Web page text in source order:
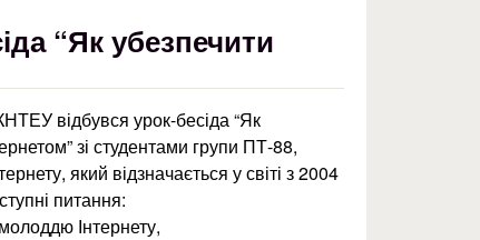
“Як убезпечити
відбувся урок-бесіда “Як
зі студентами групи ПТ-88,
який відзначається у світі з 2004
питання:
Інтернету,